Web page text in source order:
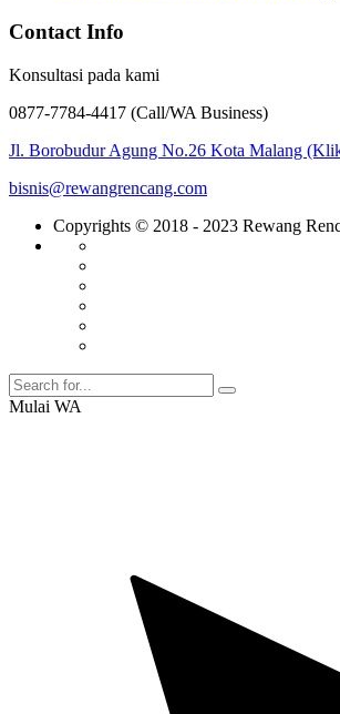
Contact Info
Konsultasi pada kami
0877-7784-4417 (Call/WA Business)
Jl. Borobudur Agung No.26 Kota Malang
bisnis@rewangrencang.com
Copyrights © 2018 - 2023 Rewang
Mulai WA